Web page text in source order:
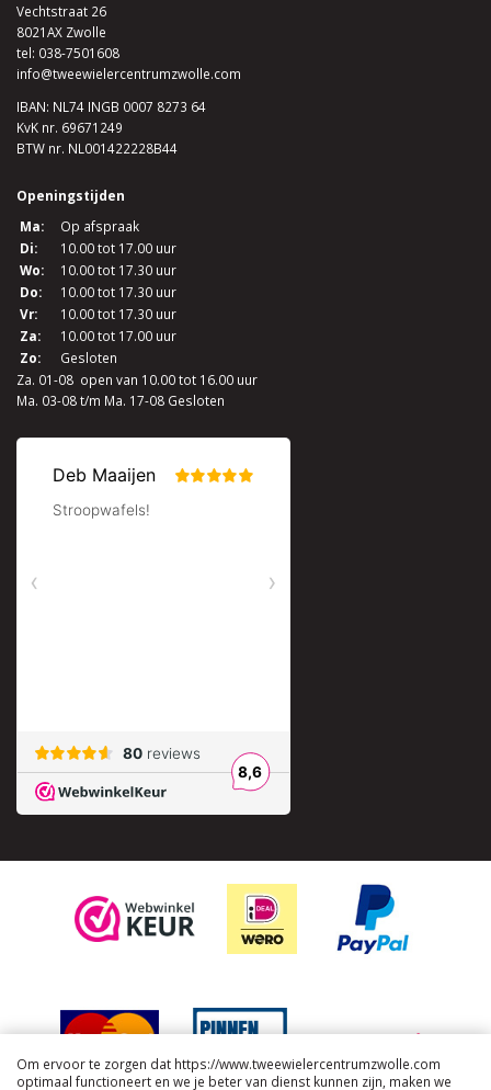
Vechtstraat 26
8021AX Zwolle
tel: 038-7501608
info@tweewielercentrumzwolle.com
IBAN: NL74 INGB 0007 8273 64
KvK nr. 69671249
BTW nr. NL001422228B44
Openingstijden
Ma:
Op afspraak
Di:
10.00 tot 17.00 uur
Wo:
10.00 tot 17.30 uur
Do:
10.00 tot 17.30 uur
Vr:
10.00 tot 17.30 uur
Za:
10.00 tot 17.00 uur
Zo:
Gesloten
Za. 01-08 open van 10.00 tot 16.00 uur
Ma. 03-08 t/m Ma. 17-08 Gesloten
Om ervoor te zorgen dat https://www.tweewielercentrumzwolle.com
optimaal functioneert en we je beter van dienst kunnen zijn, maken we